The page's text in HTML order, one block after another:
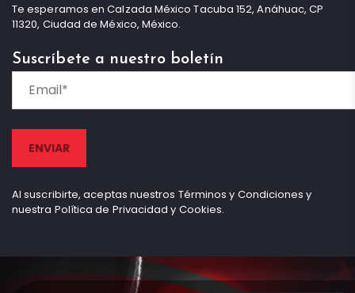
Te esperamos en Calzada México Tacuba 152, Anáhuac, CP
11320, Ciudad de México, México.
Suscríbete a nuestro boletín
Al suscribirte, aceptas nuestros Términos y Condiciones y
nuestra Política de Privacidad y Cookies.